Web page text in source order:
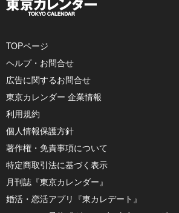
TOPページ
ヘルプ・お問合せ
広告に関するお問合せ
東京カレンダー 企業情報
利用規約
個人情報保護方針
著作権・免責事項について
特定商取引法に基づく表示
月刊誌『東京カレンダー』
婚活・恋活アプリ『東カレデート』